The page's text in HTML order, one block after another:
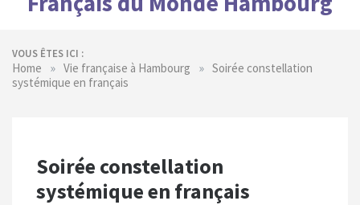
VOUS ÊTES ICI :
Home » Vie française à Hambourg » Soirée constellation
systémique en français
Soirée constellation
systémique en français